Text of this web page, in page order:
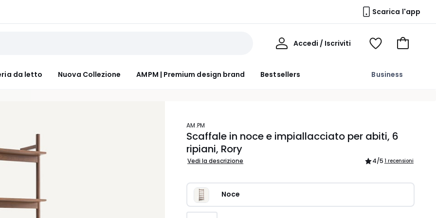
Scarica l'app
da letto Nuova Collezione AMPM | Premium design brand Bestsellers Business
Accedi / Iscriviti
Voir
Vai
AM.PM
Scaffale in noce e impiallacciato per abiti, 6
ripiani, Rory
Vedi la descrizione 4/5 1 recensioni
Noce